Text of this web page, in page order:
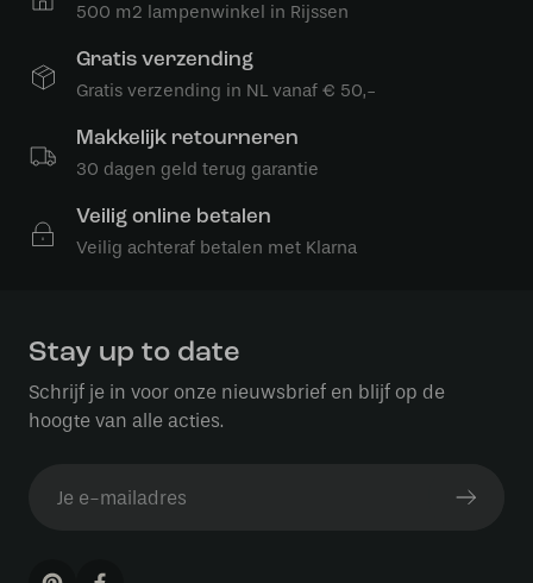
500 m2 lampenwinkel in Rijssen
Gratis verzending
Gratis verzending in NL vanaf € 50,-
Makkelijk retourneren
30 dagen geld terug garantie
Veilig online betalen
Veilig achteraf betalen met Klarna
Stay up to date
Schrijf je in voor onze nieuwsbrief en blijf op de
hoogte van alle acties.